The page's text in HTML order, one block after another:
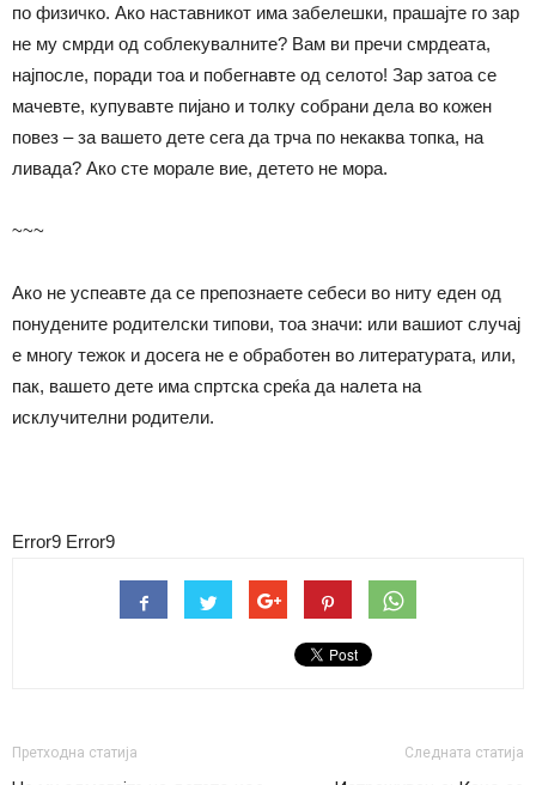
по физичко. Ако наставникот има забелешки, прашајте го зар
не му смрди од соблекувалните? Вам ви пречи смрдеата,
најпосле, поради тоа и побегнавте од селото! Зар затоа се
мачевте, купувавте пијано и толку собрани дела во кожен
повез – за вашето дете сега да трча по некаква топка, на
ливада? Ако сте морале вие, детето не мора.
~~~
Ако не успеавте да се препознаете себеси во ниту еден од
понудените родителски типови, тоа значи: или вашиот случај
е многу тежок и досега не е обработен во литературата, или,
пак, вашето дете има спртска среќа да налета на
исклучителни родители.
Error9 Error9
Претходна статија Следната статија